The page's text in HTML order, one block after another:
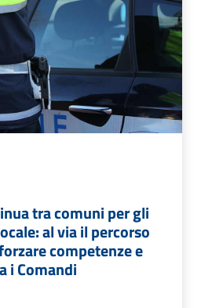
tra comuni per gli
al via il percorso
competenze e
i Comandi